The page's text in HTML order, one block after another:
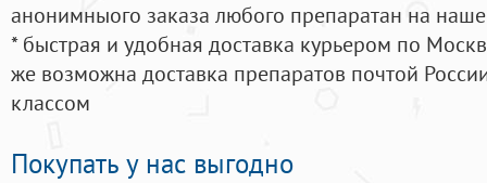
анонимныого заказа любого препаратан на
* быстрая и удобная доставка курьером по
же возможна доставка препаратов почтой
классом
Покупать у нас выгодно